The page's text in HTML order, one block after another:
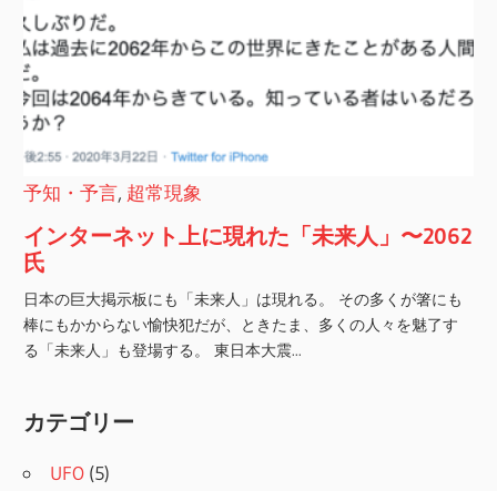
カテゴリー
UFO (5)